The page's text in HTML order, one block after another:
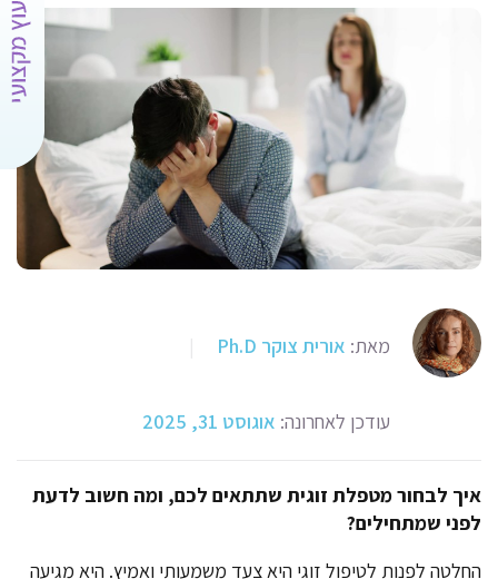
מאת: אורית צוקר Ph.D
עודכן לאחרונה: אוגוסט 31, 2025
איך לבחור מטפלת זוגית שתתאים לכם, ומה חשוב לדעת
לפני שמתחילים?
החלטה לפנות לטיפול זוגי היא צעד משמעותי ואמיץ. היא מגיעה